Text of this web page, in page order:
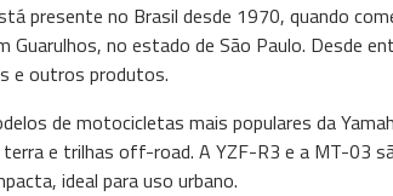
presente no Brasil desde 1970, quando
Guarulhos, no estado de São Paulo. Desde
e outros produtos.
de motocicletas mais populares da
e trilhas off-road. A YZF-R3 e a MT-03
ideal para uso urbano.